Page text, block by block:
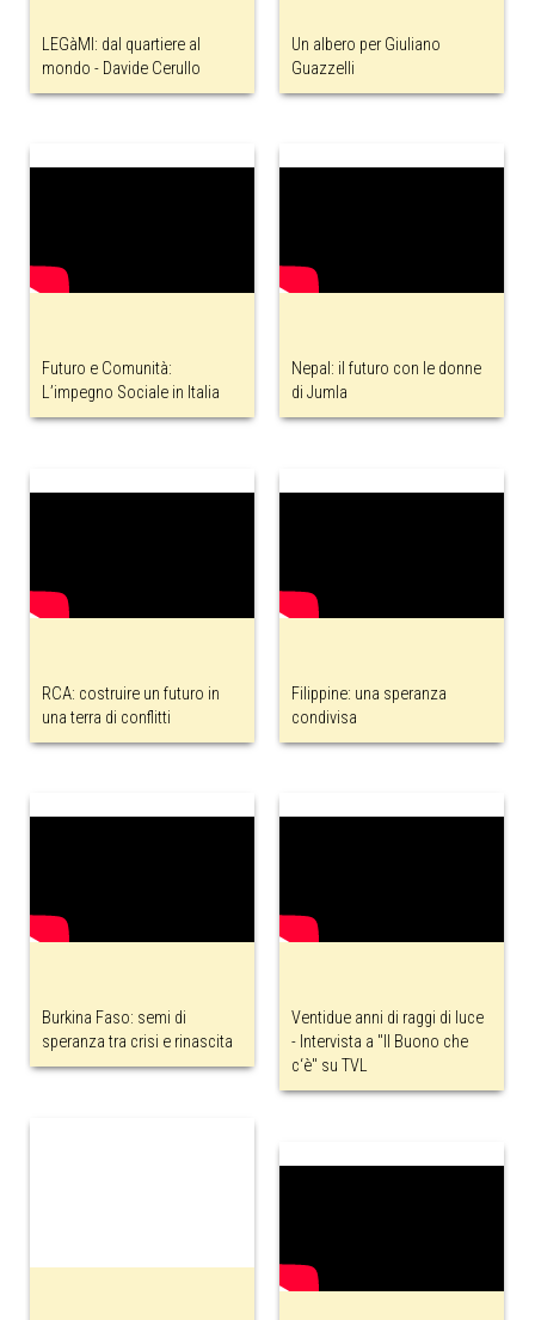
LEGàMI: dal quartiere al
mondo - Davide Cerullo
Un albero per Giuliano
Guazzelli
Futuro e Comunità:
L’impegno Sociale in Italia
Nepal: il futuro con le donne
di Jumla
RCA: costruire un futuro in
una terra di conflitti
Filippine: una speranza
condivisa
Burkina Faso: semi di
speranza tra crisi e rinascita
Ventidue anni di raggi di luce
- Intervista a "Il Buono che
c‘è" su TVL